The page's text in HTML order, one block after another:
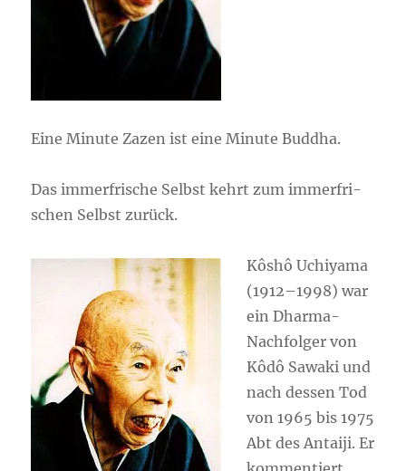
Eine Minu­te Zazen ist eine Minu­te Bud­dha.
Das immer­fri­sche Selbst kehrt zum immer­fri­
schen Selbst zurück.
Kôs­hô Uchi­ya­ma
(1912–1998) war
ein Dhar­ma-
Nach­fol­ger von
Kôdô Sawa­ki und
nach des­sen Tod
von 1965 bis 1975
Abt des Antai­ji. Er